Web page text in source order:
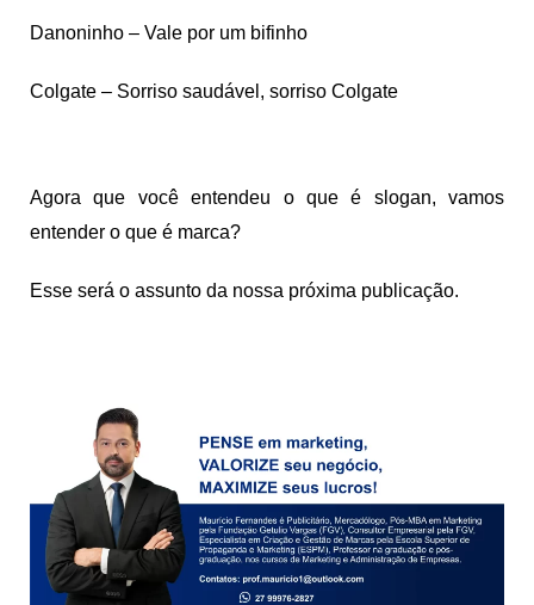
Danoninho – Vale por um bifinho
Colgate – Sorriso saudável, sorriso Colgate
Agora que você entendeu o que é slogan, vamos
entender o que é marca?
Esse será o assunto da nossa próxima publicação.